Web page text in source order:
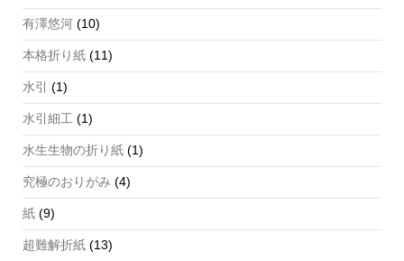
有澤悠河 (10)
本格折り紙 (11)
水引 (1)
水引細工 (1)
水生生物の折り紙 (1)
究極のおりがみ (4)
紙 (9)
超難解折紙 (13)